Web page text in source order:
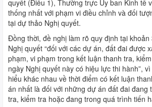
quyết (Điều 1), Thường trực Ủy ban Kinh tế
thống nhất với phạm vi điều chỉnh và đối
tại dự thảo Nghị quyết.
Đồng thời, đề nghị làm rõ quy định tại khoản
Nghị quyết “đối với các dự án, đất đai được
phạm, vi phạm trong kết luận thanh tra,
ngày Nghị quyết này có hiệu lực thi hành”,
hiểu khác nhau về thời điểm có kết luận
án nhất là đối với những dự án đất đai đang
tra, kiểm tra hoặc đang trong quá trình tiến